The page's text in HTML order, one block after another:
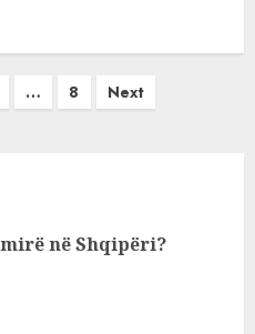
… 8 Next
në Shqipëri?